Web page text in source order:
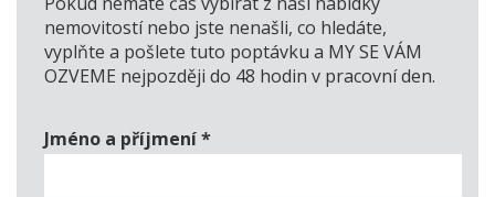
nemovitostí nebo jste nenašli, co hledáte,
vyplňte a pošlete tuto poptávku a MY SE VÁM
OZVEME nejpozději do 48 hodin v pracovní den.
Jméno a příjmení*